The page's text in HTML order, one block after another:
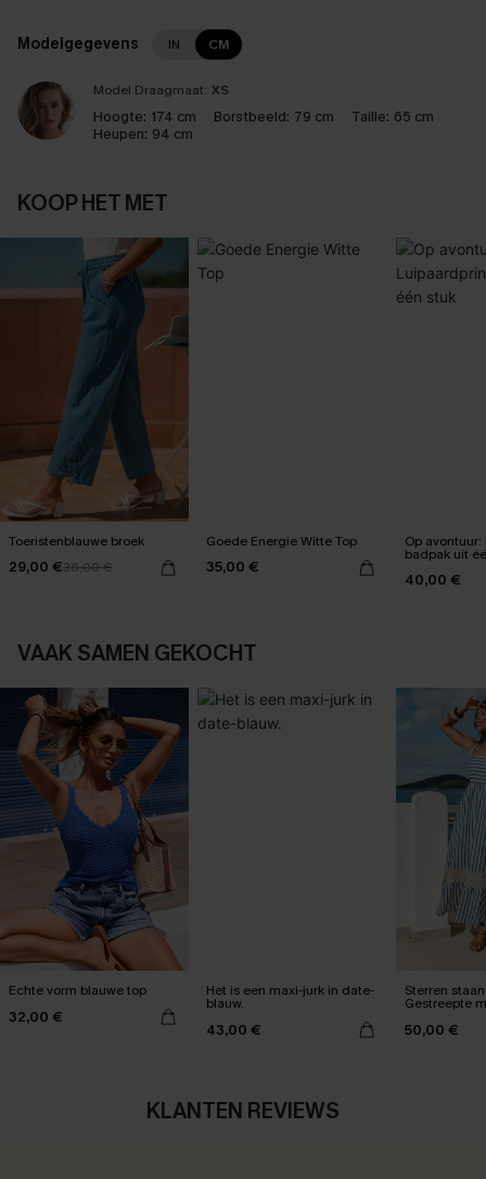
Modelgegevens IN CM
Model Draagmaat: XS
Hoogte: 174 cm Borstbeeld: 79 cm Taille: 65 cm
Heupen: 94 cm
KOOP HET MET
Toeristenblauwe broek
29,00 €36,00 €
Goede Energie Witte Top
35,00 €
Op
badpak uit
40,00 €
VAAK SAMEN GEKOCHT
Echte vorm blauwe top
32,00 €
Het is een maxi-jurk in date-
blauw.
43,00 €
Sterren
Gestreepte
50,00 €
KLANTEN REVIEWS